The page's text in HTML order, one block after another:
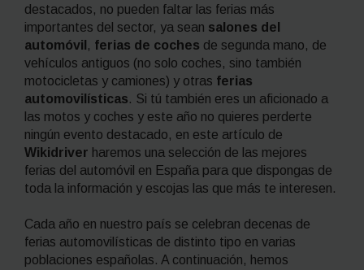
destacados, no pueden faltar las ferias más
importantes del sector, ya sean salones del
automóvil , ferias de coches de segunda mano, de
vehículos antiguos (no solo coches, sino también
motocicletas y camiones) y otras ferias
automovilísticas. Si tú también eres un aficionado a
las motos y coches y este año no quieres perderte
ningún evento destacado, en este artículo de
Wikidriver haremos una selección de las mejores
ferias del automóvil en España para que dispongas de
toda la información y escojas las que más te interesen.
Cada año en nuestro país se celebran decenas de
ferias automovilísticas de distinto tipo en varias
poblaciones españolas. A continuación, hemos